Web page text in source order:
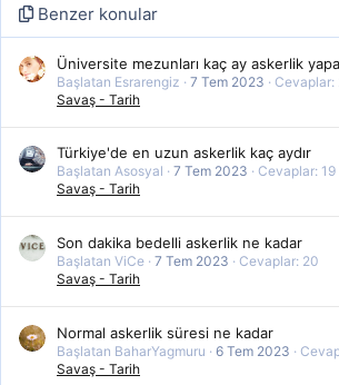
Benzer konular
Üniversite mezunları kaç ay askerlik
Başlatan Esrarengiz 7 Tem 2023
Cevaplar:
Savaş - Tarih
Türkiye'de en uzun askerlik kaç aydır
Başlatan Asosyal 7 Tem 2023
Cevaplar: 19
Savaş - Tarih
Son dakika bedelli askerlik ne kadar
Başlatan ViCe 7 Tem 2023
Cevaplar: 20
Savaş - Tarih
Normal askerlik süresi ne kadar
Başlatan BaharYagmuru 6 Tem 2023
Savaş - Tarih